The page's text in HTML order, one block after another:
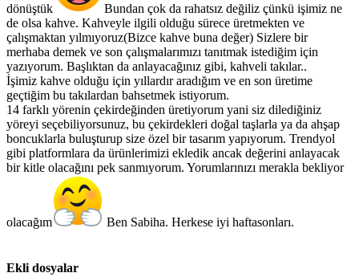
dönüştük
Bundan çok da rahatsız değiliz çünkü işimiz ne
de olsa kahve. Kahveyle ilgili olduğu sürece üretmekten ve
çalışmaktan yılmıyoruz(Bizce kahve buna değer) Sizlere bir
merhaba demek ve son çalışmalarımızı tanıtmak istediğim için
yazıyorum. Başlıktan da anlayacağınız gibi, kahveli takılar..
İşimiz kahve olduğu için yıllardır aradığım ve en son üretime
geçtiğim bu takılardan bahsetmek istiyorum.
14 farklı yörenin çekirdeğinden üretiyorum yani siz dilediğiniz
yöreyi seçebiliyorsunuz, bu çekirdekleri doğal taşlarla ya da ahşap
boncuklarla buluşturup size özel bir tasarım yapıyorum. Trendyol
gibi platformlara da ürünlerimizi ekledik ancak değerini anlayacak
bir kitle olacağını pek sanmıyorum. Yorumlarınızı merakla bekliyor
olacağım Ben Sabiha. Herkese iyi haftasonları.
Ekli dosyalar